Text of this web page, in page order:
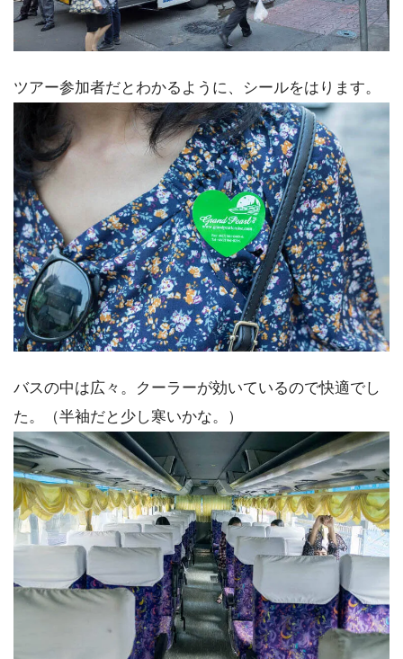
ツアー参加者だとわかるように、シールをはります。
バスの中は広々。クーラーが効いているので快適でし
た。（半袖だと少し寒いかな。）